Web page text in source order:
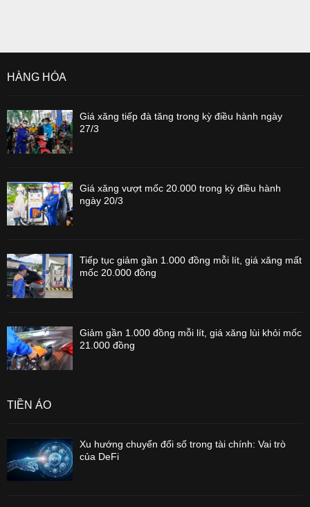
HÀNG HÓA
Giá xăng tiếp đà tăng trong kỳ điều hành ngày
27/3
Giá xăng vượt mốc 20.000 trong kỳ điều hành
ngày 20/3
Tiếp tục giảm gần 1.000 đồng mỗi lít, giá xăng mất
mốc 20.000 đồng
Giảm gần 1.000 đồng mỗi lít, giá xăng lùi khỏi mốc
21.000 đồng
TIỀN ẢO
Xu hướng chuyển đổi số trong tài chính: Vai trò
của DeFi